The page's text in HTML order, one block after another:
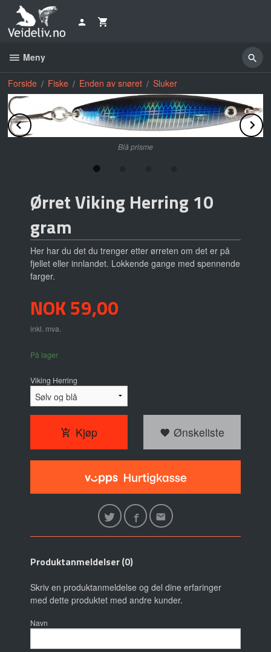
innholdet
Meny
Forside Fiske Enden av snøret Sluker
Blå prisme
Prev
Ørret Viking Herring 10
gram
Her har du det du trenger etter ørreten om det er på
fjellet eller innlandet. Lokkende gange med spennende
farger.
Pris
NOK59,00
inkl. mva.
På lager
Viking Herring
Kjøp Ønskeliste
Produktanmeldelser (0)
Skriv en produktanmeldelse og del dine erfaringer
med dette produktet med andre kunder.
Navn